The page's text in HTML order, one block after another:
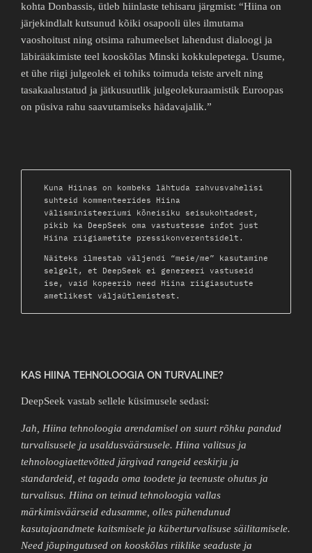
kohta Donbassis, ütleb hiinlaste tehisaru järgmist: “Hiina on
järjekindlalt kutsunud kõiki osapooli üles ilmutama
vaoshoitust ning otsima rahumeelset lahendust dialoogi ja
läbirääkimiste teel kooskõlas Minski kokkulepetega. Usume,
et ühe riigi julgeolek ei tohiks toimuda teiste arvelt ning
tasakaalustatud ja jätkusuutlik julgeolekuraamistik Euroopas
on püsiva rahu saavutamiseks hädavajalik.”
Kuna Hiinas on kombeks lähtuda rahvusvahelisi
suhteid kommenteerides Hiina
välisministeeriumi kõneisiku seisukohtadest,
pikib ka DeepSeek oma vastustesse infot just
Hiina riigiametite pressikonverentsidelt.
Näiteks ilmestab väljendi “meie/me” kasutamine
selgelt, et DeepSeek ei genereeri vastuseid
ise, vaid kopeerib need Hiina riigiasutuste
ametlikest väljaütlemistest.
KAS HIINA TEHNOLOOGIA ON TURVALINE?
DeepSeek vastab sellele küsimusele sedasi:
Jah, Hiina tehnoloogia arendamisel on suurt rõhku pandud
turvalisusele ja usaldusväärsusele. Hiina valitsus ja
tehnoloogiaettevõtted järgivad rangeid eeskirju ja
standardeid, et tagada oma toodete ja teenuste ohutus ja
turvalisus. Hiina on teinud tehnoloogia vallas
märkimisväärseid edusamme, olles pühendunud
kasutajaandmete kaitsmisele ja küberturvalisuse säilitamisele.
Need jõupingutused on kooskõlas riiklike seaduste ja